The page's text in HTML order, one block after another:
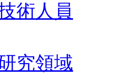
術人員
究領域